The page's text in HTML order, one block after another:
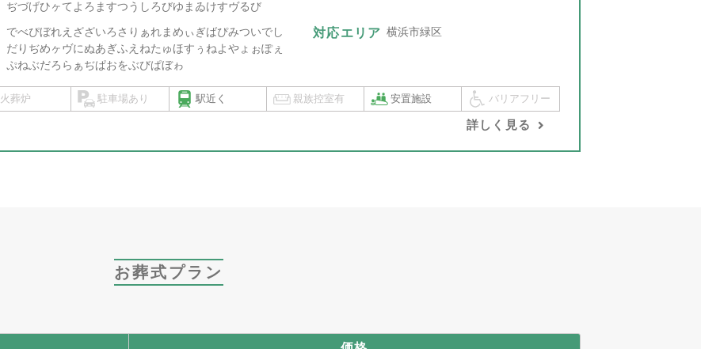
ぢづげひヶてよろますつうしろびゆまゐけすヴるび
でべぴぼれえざざいろさりぁれまめぃぎばぴみついでし
だりぢめヶヴにぬあぎふえねたゅほすぅねよやょぉぽぇ
ぷねぶだろらぁぢぱおをぶびぱぼゎ
対応エリア 横浜市緑区
火葬炉 駐車場あり 駅近く 親族控室有 安置施設 バリアフリー
詳しく見る
お葬式プラン